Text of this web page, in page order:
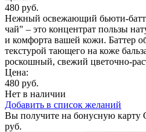
480 руб.
Нежный освежающий бьюти-
чай" – это концентрат пользы
и комфорта вашей кожи. Баттер
текстурой тающего на коже
роскошный, свежий цветочно-
Цена:
480 руб.
Нет в наличии
Добавить в список желаний
Вы получите на бонусную
руб.